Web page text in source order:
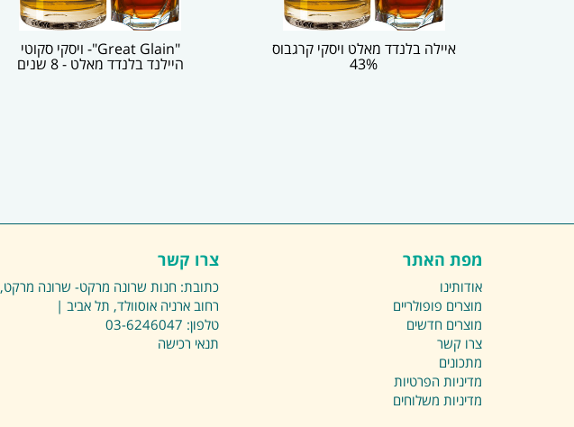
איילה בלנדד מאלט ויסקי קרגבוס
43%
"Great Glain"- ויסקי סקוטי
היילנד בלנדד מאלט - 8 שנים
מפת האתר
אודותינו
מוצרים פופולריים
מוצרים חדשים
צרו קשר
מתכונים
מדיניות הפרטיות
מדיניות משלוחים
צרו קשר
כתובת: חנות שרונה מרקט- שרונה מרקט,
רחוב ארניה אוסוולד, תל אביב |
טלפון: 03-6246047
תנאי רכישה